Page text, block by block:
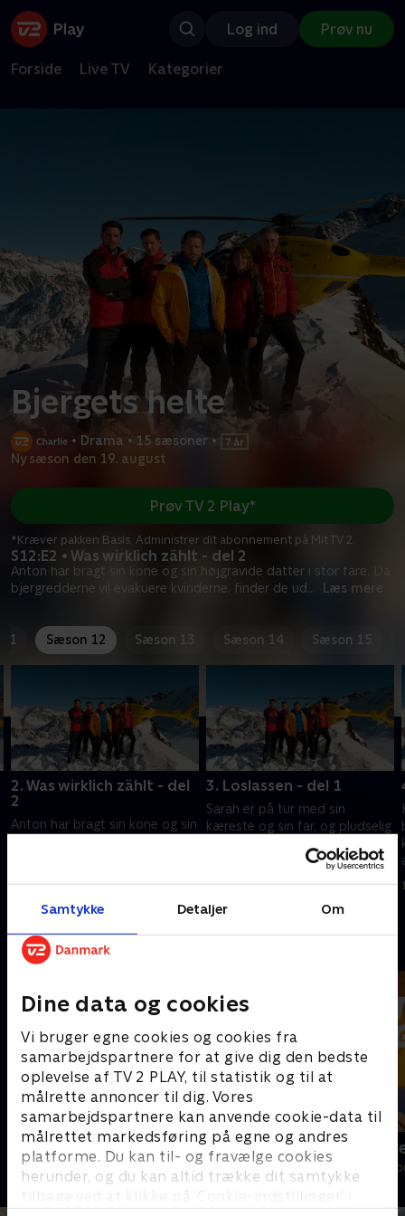
Samtykke Detaljer Om
Dine data og cookies
Vi bruger egne cookies og cookies fra
samarbejdspartnere for at give dig den bedste
oplevelse af TV 2 PLAY, til statistik og til at
målrette annoncer til dig. Vores
samarbejdspartnere kan anvende cookie-data til
målrettet markedsføring på egne og andres
platforme. Du kan til- og fravælge cookies
herunder, og du kan altid trække dit samtykke
tilbage ved at klikke på ’Cookie-indstillinger’ i
Log ind Prøv nu
Forside Live TV Kategorier
Bjergets helte
• Drama • 15 sæsoner •
Ny sæson den 19. august
S12:E2 • Was wirklich zählt - del 2
Anton har bragt sin kone og sin højgravide datter i stor fare. Da
bjergredderne vil evakuere kvinderne, finder de ud... Læs mere
Prøv TV 2 Play*
*Kræver pakken Basis. Administrer dit abonnement på Mit TV 2.
Sæson 12 Sæson 13 Sæson 14 Sæson 15
2. Was wirklich zählt - del
2
Anton har bragt sin kone og sin
3. Loslassen - del 1
Sarah er på tur med sin
kæreste og sin far, og pludselig
sammen med Markus.
12. juni 2024 • 43 min
Andre så også
Bjerglægen
Drama • 18 sæsoner
Luftens
Drama • 3